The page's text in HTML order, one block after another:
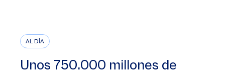
AL DÍA
Unos 750.000 millones de